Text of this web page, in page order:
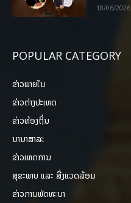
18/06/2026
POPULAR CATEGORY
ຂ່າວພາຍ​ໃນ
ຂ່າວຕ່າງປະເທດ
ຂ່າວທ້ອງຖິ່ນ
ນານາສາລະ
ຂ່າວເຫດການ
ສຸຂະພາບ ແລະ ສີ່ງແວດລ້ອມ
ຂ່າວການພັດທະນາ